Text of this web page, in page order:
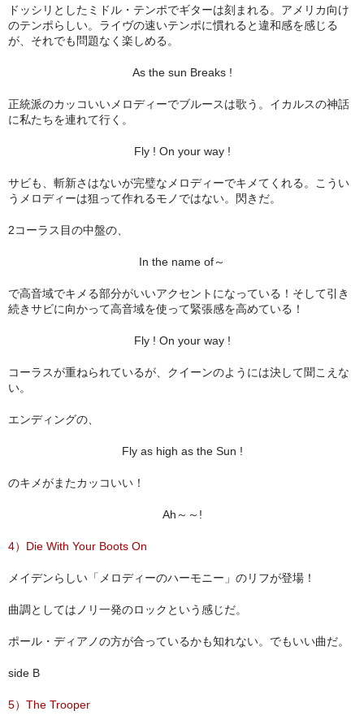
ドッシリとしたミドル・テンポでギターは刻まれる。アメリカ向け
のテンポらしい。ライヴの速いテンポに慣れると違和感を感じる
が、それでも問題なく楽しめる。
As the sun Breaks !
正統派のカッコいいメロディーでブルースは歌う。イカルスの神話
に私たちを連れて行く。
Fly ! On your way !
サビも、斬新さはないが完璧なメロディーでキメてくれる。こうい
うメロディーは狙って作れるモノではない。閃きだ。
2コーラス目の中盤の、
In the name of～
で高音域でキメる部分がいいアクセントになっている！そして引き
続きサビに向かって高音域を使って緊張感を高めている！
Fly ! On your way !
コーラスが重ねられているが、クイーンのようには決して聞こえな
い。
エンディングの、
Fly as high as the Sun !
のキメがまたカッコいい！
Ah～～!
4）Die With Your Boots On
メイデンらしい「メロディーのハーモニー」のリフが登場！
曲調としてはノリ一発のロックという感じだ。
ポール・ディアノの方が合っているかも知れない。でもいい曲だ。
side B
5）The Trooper